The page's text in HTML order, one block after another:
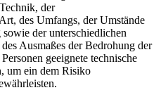
der
des Umfangs, der Umstände
der unterschiedlichen
Ausmaßes der Bedrohung der
geeignete technische
um ein dem Risiko